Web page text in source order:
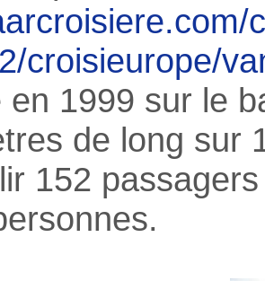
croisieurope/
en 1999 sur le
de long sur
152